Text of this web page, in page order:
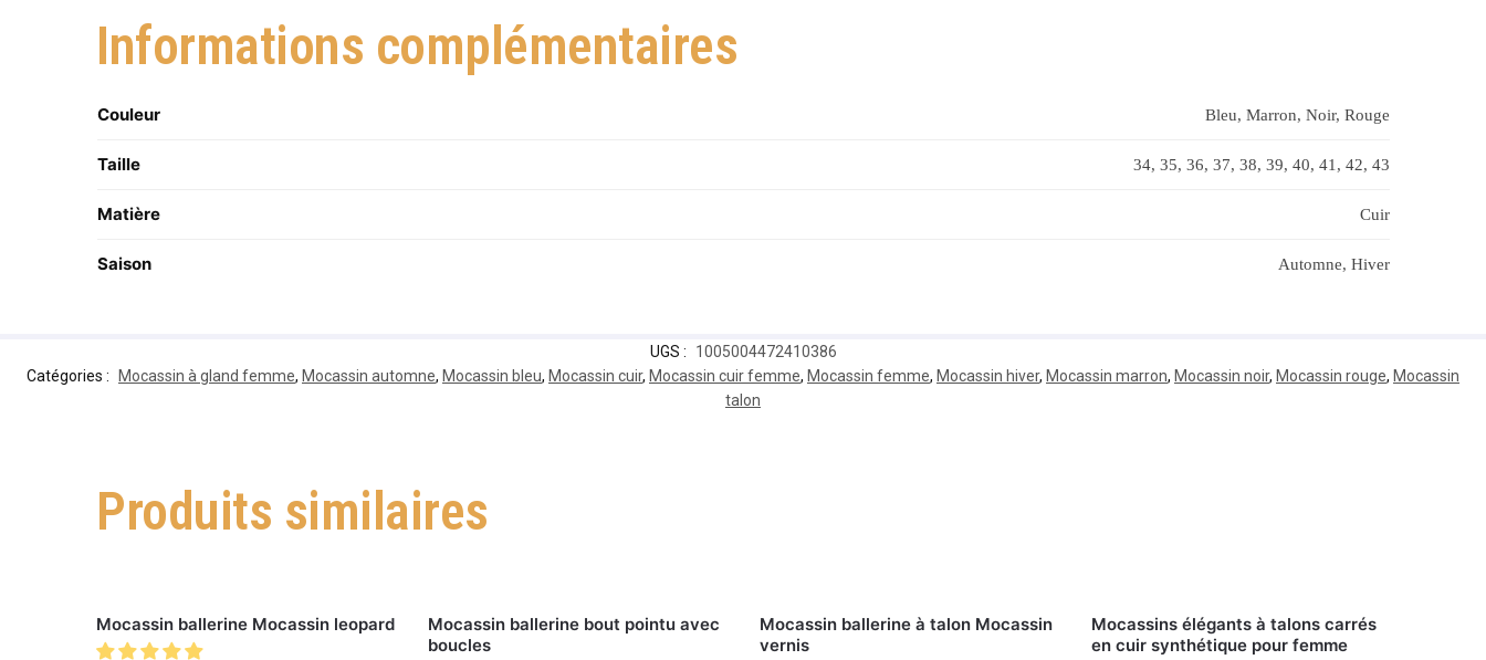
Informations complémentaires
Couleur Bleu, Marron, Noir, Rouge
Taille 34, 35, 36, 37, 38, 39, 40, 41, 42, 43
Matière Cuir
Saison Automne, Hiver
UGS :
1005004472410386
Catégories :
Mocassin à gland femme, Mocassin automne, Mocassin bleu, Mocassin cuir, Mocassin cuir femme, Mocassin femme, Mocassin hiver, Mocassin marron, Mocassin noir, Mocassin rouge, Mocassin
talon
Produits similaires
Mocassin ballerine Mocassin leopard
Mocassin ballerine bout pointu avec
boucles
Mocassin ballerine à talon Mocassin
vernis
Mocassins élégants à talons carrés
en cuir synthétique pour femme